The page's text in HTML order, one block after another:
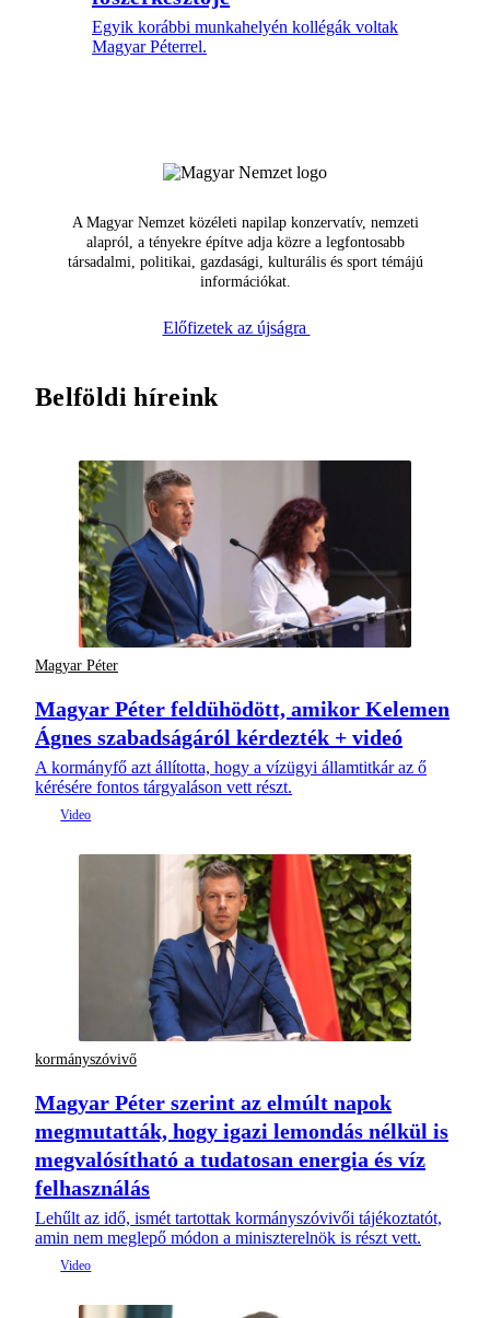
Egyik korábbi munkahelyén kollégák voltak
Magyar Péterrel.
A Magyar Nemzet közéleti napilap konzervatív, nemzeti
alapról, a tényekre építve adja közre a legfontosabb
társadalmi, politikai, gazdasági, kulturális és sport témájú
információkat.
Előfizetek az újságra
Belföldi híreink
Magyar Péter
Magyar Péter feldühödött, amikor Kelemen
Ágnes szabadságáról kérdezték + videó
A kormányfő azt állította, hogy a vízügyi államtitkár az ő
kérésére fontos tárgyaláson vett részt.
kormányszóvivő
Magyar Péter szerint az elmúlt napok
megmutatták, hogy igazi lemondás nélkül is
megvalósítható a tudatosan energia és víz
felhasználás
Lehűlt az idő, ismét tartottak kormányszóvivői tájékoztatót,
amin nem meglepő módon a miniszterelnök is részt vett.